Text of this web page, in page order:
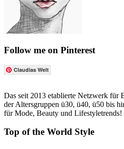
Follow me on Pinterest
Claudias Welt
Das seit 2013 etablierte Netzwerk für
der Altersgruppen ü30, ü40, ü50 bis
für Mode, Beauty und Lifestyletrends!
Top of the World Style